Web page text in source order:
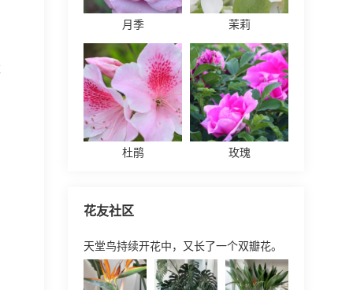
月季 茉莉
杜鹃 玫瑰
花友社区
天堂鸟持续开花中，又长了一个双瓣花。